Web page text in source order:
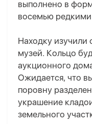
выполнено в
восемью
Находку изучили
музей. Кольцо
аукционного
Ожидается, что
поровну
украшение
земельного